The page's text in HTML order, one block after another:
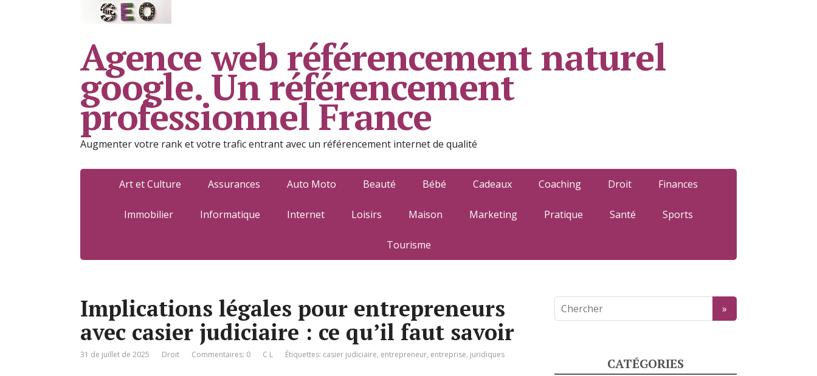
Agence web référencement naturel
google. Un référencement
professionnel France
Augmenter votre rank et votre trafic entrant avec un référencement internet de qualité
Art et Culture Assurances Auto Moto Beauté Bébé Cadeaux Coaching Droit Finances
Immobilier Informatique Internet Loisirs Maison Marketing Pratique Santé Sports
Tourisme
Implications légales pour entrepreneurs
avec casier judiciaire : ce qu’il faut savoir
31 de juillet de 2025 Droit Commentaires: 0 C L Étiquettes: casier judiciaire, entrepreneur, entreprise, juridiques
CATÉGORIES